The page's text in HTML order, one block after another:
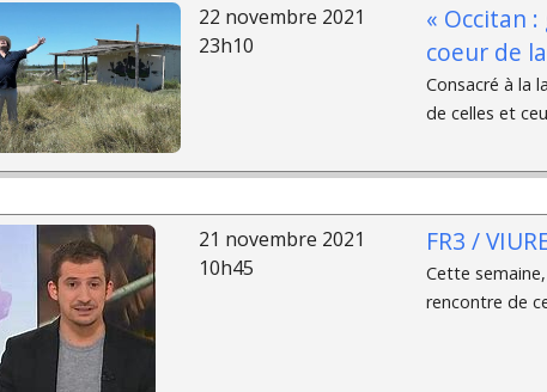
22 novembre 2021
23h10
« Occitan
coeur de
Consacré à la
de celles et
21 novembre 2021
10h45
FR3 /
Cette
rencontre de